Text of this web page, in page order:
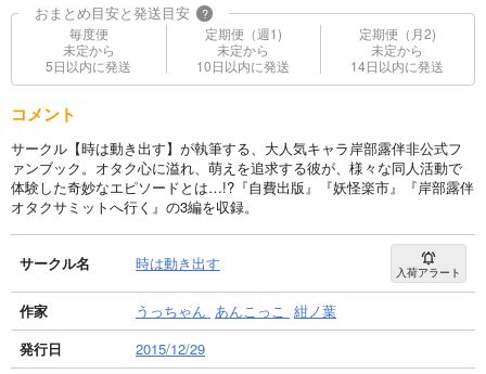
おまとめ目安と発送目安 ?
毎度便
未定から
5日以内に発送
定期便（週1)
未定から
10日以内に発送
定期便（月2)
未定から
14日以内に発送
コメント
サークル【時は動き出す】が執筆する、大人気キャラ岸部露伴非公式フ
ァンブック。オタク心に溢れ、萌えを追求する彼が、様々な同人活動で
体験した奇妙なエピソードとは…!?『自費出版』『妖怪楽市』『岸部露伴
オタクサミットへ行く』の3編を収録。
サークル名 時は動き出す 入荷アラート
作家 うっちゃん あんこっこ 紺ノ葉
発行日
2015/12/29